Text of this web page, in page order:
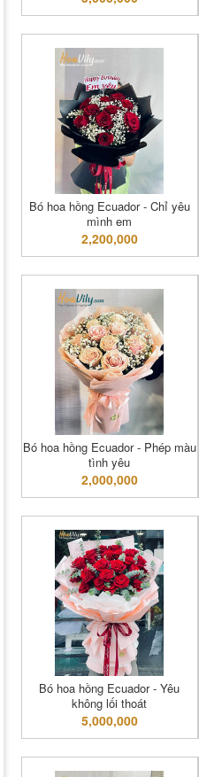
Bó hoa hồng Ecuador - Chỉ yêu
mình em
2,200,000
Bó hoa hồng Ecuador - Phép màu
tình yêu
2,000,000
Bó hoa hồng Ecuador - Yêu
không lối thoát
5,000,000